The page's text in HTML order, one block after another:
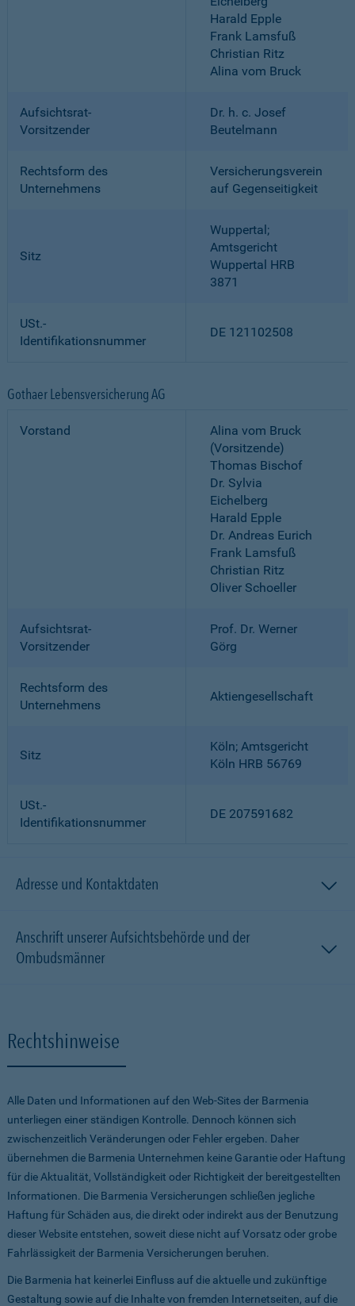
Harald Epple
Frank Lamsfuß
Christian Ritz
Alina vom Bruck
Aufsichtsrat-
Vorsitzender
Dr. h. c. Josef
Beutelmann
Rechtsform des
Unternehmens
Versicherungsverein
auf Gegenseitigkeit
Sitz
Wuppertal;
Amtsgericht
Wuppertal HRB
3871
USt.-
Identifikationsnummer
DE 121102508
Gothaer Lebensversicherung AG
Vorstand
Alina vom Bruck
(Vorsitzende)
Thomas Bischof
Dr. Sylvia
Eichelberg
Harald Epple
Dr. Andreas Eurich
Frank Lamsfuß
Christian Ritz
Oliver Schoeller
Aufsichtsrat-
Vorsitzender
Prof. Dr. Werner
Görg
Rechtsform des
Unternehmens
Aktiengesellschaft
Sitz
Köln; Amtsgericht
Köln HRB 56769
USt.-
Identifikationsnummer
DE 207591682
Adresse und Kontaktdaten
Anschrift unserer Aufsichtsbehörde und der
Ombudsmänner
Rechtshinweise
Alle Daten und Informationen auf den Web-Sites der Barmenia
unterliegen einer ständigen Kontrolle. Dennoch können sich
zwischenzeitlich Veränderungen oder Fehler ergeben. Daher
übernehmen die Barmenia Unternehmen keine Garantie oder Haftung
für die Aktualität, Vollständigkeit oder Richtigkeit der bereitgestellten
Informationen. Die Barmenia Versicherungen schließen jegliche
Haftung für Schäden aus, die direkt oder indirekt aus der Benutzung
dieser Website entstehen, soweit diese nicht auf Vorsatz oder grobe
Fahrlässigkeit der Barmenia Versicherungen beruhen.
Die Barmenia hat keinerlei Einfluss auf die aktuelle und zukünftige
Gestaltung sowie auf die Inhalte von fremden Internetseiten, auf die